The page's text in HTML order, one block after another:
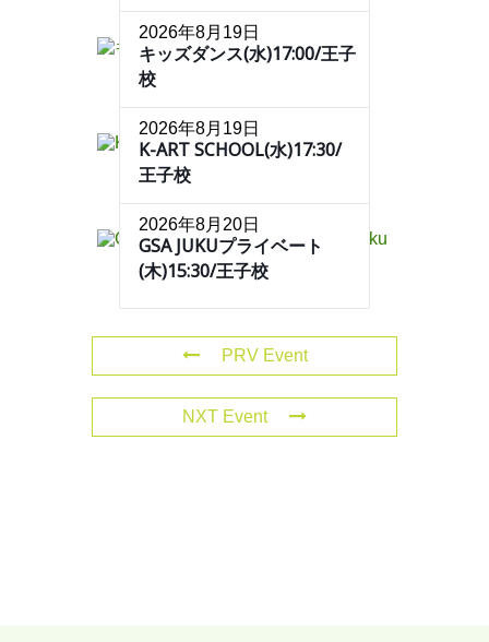
2026年8月19日
キッズダンス(水)17:00/王子
校
2026年8月19日
K-ART SCHOOL(水)17:30/
王子校
2026年8月20日
GSA JUKUプライベート
(木)15:30/王子校
PRV Event
NXT Event